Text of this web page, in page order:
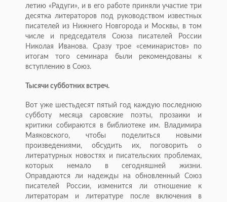
летию «Радуги», и в его работе приняли участие три
десятка литераторов под руководством известных
писателей из Нижнего Новгорода и Москвы, в том
числе и председателя Союза писателей России
Николая Иванова. Сразу трое «семинаристов» по
итогам того семинара были рекомендованы к
вступлению в Союз.
Тысячи субботних встреч.
Вот уже шестьдесят пятый год каждую последнюю
субботу месяца саровские поэты, прозаики и
критики собираются в библиотеке им. Владимира
Маяковского, чтобы поделиться новыми
произведениями, обсудить их, поговорить о
литературных новостях и писательских проблемах,
которых немало в сегодняшней жизни.
Оправдаются ли надежды на обновленный Союз
писателей России, изменится ли отношение к
литераторам и литературе после включения в